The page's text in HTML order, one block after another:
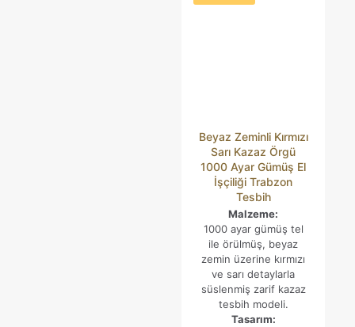
Daha sonraki yorumlarımda kullanılması için adım, e-posta
Beyaz Zeminli Kırmızı
Sarı Kazaz Örgü
1000 Ayar Gümüş El
İşçiliği Trabzon
Tesbih
Malzeme:
1000 ayar gümüş tel
ile örülmüş, beyaz
zemin üzerine kırmızı
ve sarı detaylarla
süslenmiş zarif kazaz
tesbih modeli.
Tasarım: